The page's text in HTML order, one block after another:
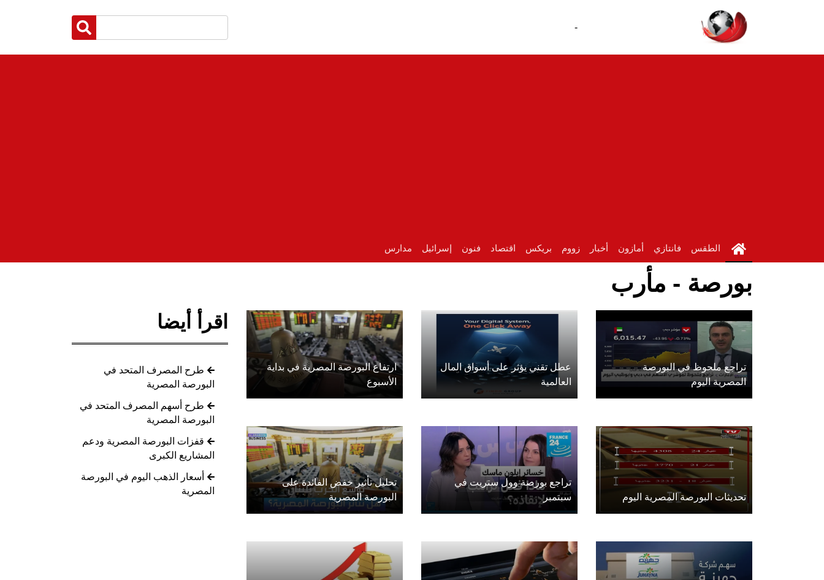
-
الطقس فانتازي أمازون أخبار زووم بريكس اقتصاد فنون إسرائيل مدارس
بورصة - مأرب
تراجع ملحوظ في البورصة
المصرية اليوم
عطل تقني يؤثر على أسواق المال
العالمية
ارتفاع البورصة المصرية في بداية
الأسبوع
تحديثات البورصة المصرية اليوم
تراجع بورصة وول ستريت في
سبتمبر
تحليل تأثير خفض الفائدة على
البورصة المصرية
اقرأ أيضا
طرح المصرف المتحد في
البورصة المصرية
طرح أسهم المصرف المتحد في
البورصة المصرية
قفزات البورصة المصرية ودعم
المشاريع الكبرى
أسعار الذهب اليوم في البورصة
المصرية